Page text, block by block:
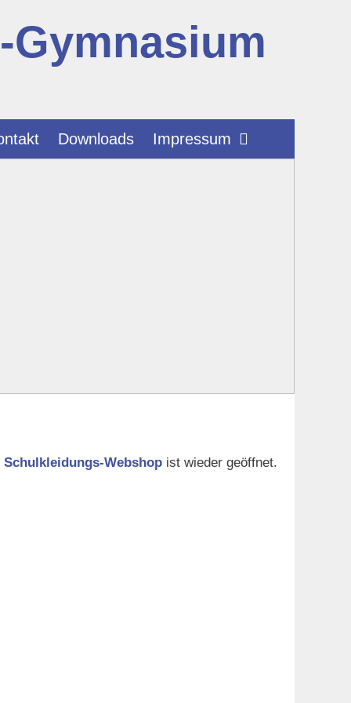
Downloads Impressum
Schulkleidungs-Webshop ist wieder geöffnet.